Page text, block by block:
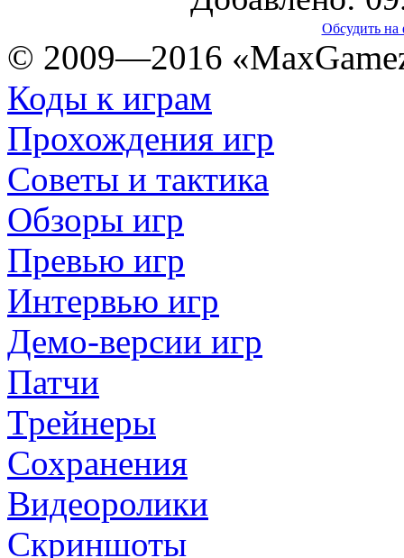
Обсудить на
© 2009—2016
Коды к играм
Прохождения игр
Советы и тактика
Обзоры игр
Превью игр
Интервью игр
Демо-версии игр
Патчи
Трейнеры
Сохранения
Видеоролики
Скриншоты